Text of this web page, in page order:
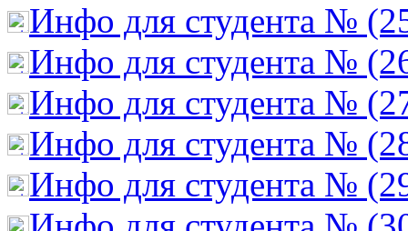
Инфо для студента №
Инфо для студента №
Инфо для студента №
Инфо для студента №
Инфо для студента №